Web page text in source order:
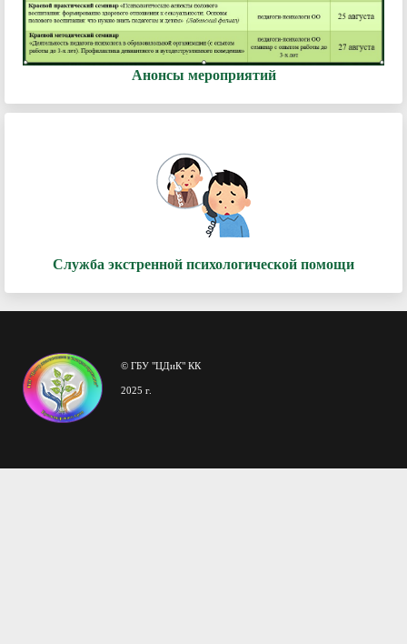
Анонсы мероприятий
Служба экстренной психологической помощи
© ГБУ "ЦДиК" КК
2025 г.